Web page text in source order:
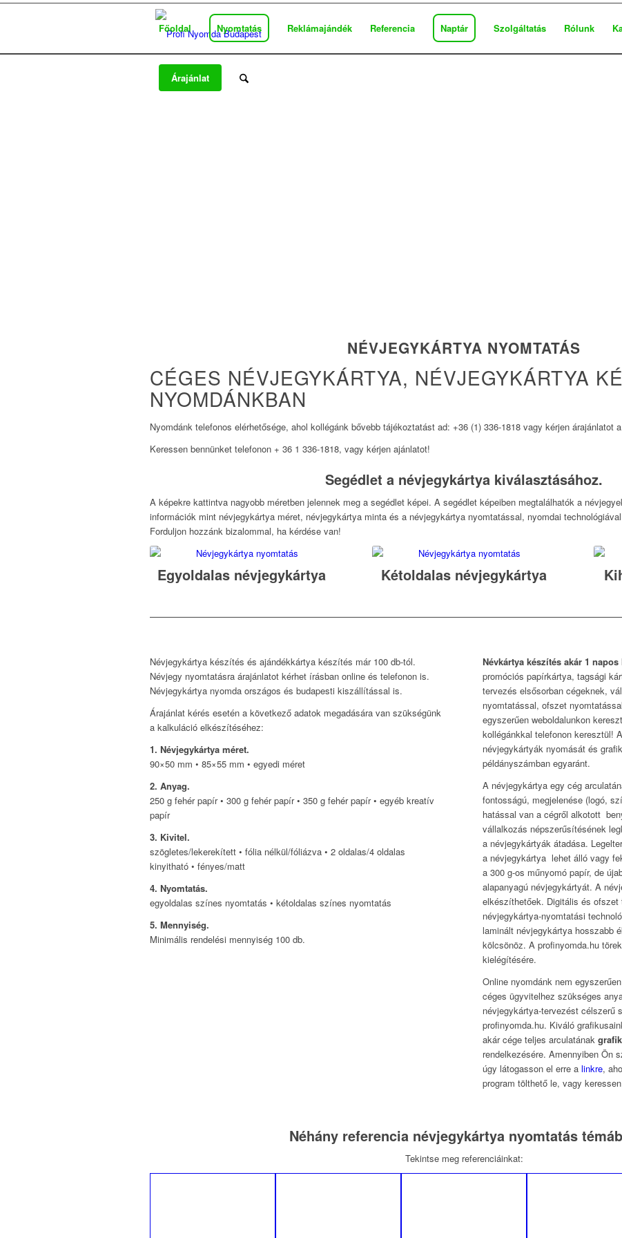
Főoldal Nyomtatás Reklámajándék Referencia Naptár Szolgáltatás Rólunk
Árajánlat
NÉVJEGYKÁRTYA NYOMTATÁS
CÉGES NÉVJEGYKÁRTYA, NÉVJEGYKÁRTYA
NYOMDÁNKBAN
Nyomdánk telefonos elérhetősége, ahol kollégánk bővebb tájékoztatást ad: +36 (1) 336-1818 vagy kérjen árajánlatot
Segédlet a névjegykártya kiválasztásához.
A képekre kattintva nagyobb méretben jelennek meg a segédlet képei. A segédlet képeiben megtalálhatók a
információk mint névjegykártya méret, névjegykártya minta és a névjegykártya nyomtatással, nyomdai
Forduljon hozzánk bizalommal, ha kérdése van!
Ajánlatot kérek
Egyoldalas névjegykártya
Ajánlatot kérek
Kétoldalas névjegykártya
Névjegykártya készítés és ajándékkártya készítés már 100 db-tól.
Névjegy nyomtatásra árajánlatot kérhet írásban online és telefonon is.
Névjegykártya nyomda országos és budapesti kiszállítással is.
Árajánlat kérés esetén a következő adatok megadására van szükségünk
a kalkuláció elkészítéséhez:
1. Névjegykártya méret.
90×50 mm • 85×55 mm • egyedi méret
2. Anyag.
250 g fehér papír • 300 g fehér papír • 350 g fehér papír • egyéb kreatív
papír
3. Kivitel.
szögletes/lekerekített • fólia nélkül/fóliázva • 2 oldalas/4 oldalas
kinyitható • fényes/matt
4. Nyomtatás.
egyoldalas színes nyomtatás • kétoldalas színes nyomtatás
5. Mennyiség.
Minimális rendelési mennyiség 100 db.
Névkártya készítés akár 1
promóciós papírkártya, tagsági
tervezés elsősorban cégeknek,
nyomtatással, ofszet
egyszerűen weboldalunkon
kollégánkkal telefonon keresztül!
névjegykártyák nyomását és
példányszámban egyaránt.
A névjegykártya egy cég
fontosságú, megjelenése (logó,
hatással van a cégről alkotott
vállalkozás népszerűsítésének
a névjegykártyák átadása.
a névjegykártya lehet álló vagy
a 300 g-os műnyomó papír, de
alapanyagú névjegykártyát. A
elkészíthetőek. Digitális és ofszet
névjegykártya-nyomtatási
laminált névjegykártya hosszabb
kölcsönöz. A profinyomda.hu
kielégítésére.
Online nyomdánk nem
céges ügyvitelhez szükséges
névjegykártya-tervezést célszerű
profinyomda.hu. Kiváló
akár cége teljes arculatának
rendelkezésére. Amennyiben Ön
úgy látogasson el erre alinkre,
program tölthető le, vagy
Keressen bennünket telefonon + 36 1 336-1818, vagy kérjen ajánlatot!
Néhány referencia névjegykártya nyomtatás
Tekintse meg referenciáinkat: